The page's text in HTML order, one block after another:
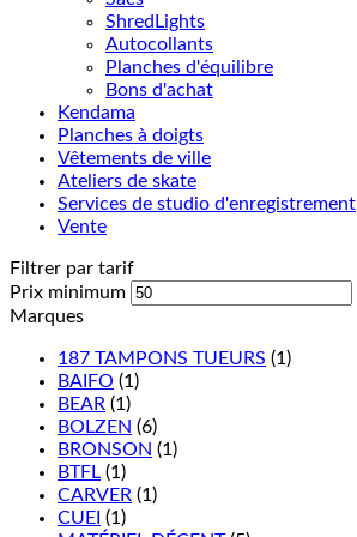
ShredLights
Autocollants
Planches d'équilibre
Bons d'achat
Kendama
Planches à doigts
Vêtements de ville
Ateliers de skate
Services de studio d'enregistrement
Vente
Filtrer par tarif
Prix minimum
Marques
187 TAMPONS TUEURS (1)
BAIFO (1)
BEAR (1)
BOLZEN (6)
BRONSON (1)
BTFL (1)
CARVER (1)
CUEI (1)